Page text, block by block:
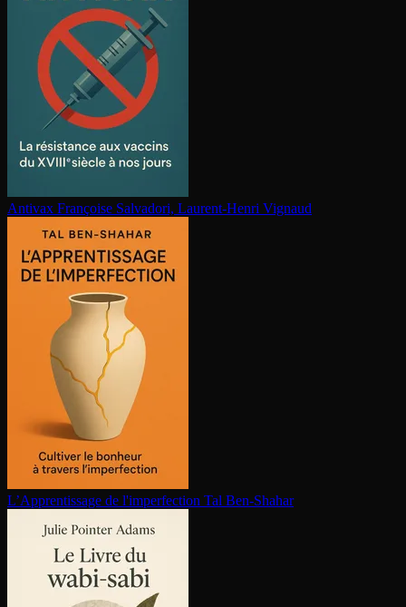
Antivax Françoise Salvadori, Laurent-Henri Vignaud
L’Ap­pren­tis­sage de l'im­per­fec­tion Tal Ben-Shahar